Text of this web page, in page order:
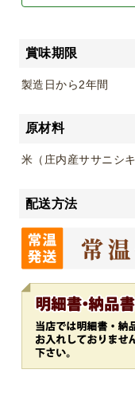
賞味期限
製造日から2年間
原材料
米（庄内産ササニシキ
配送方法